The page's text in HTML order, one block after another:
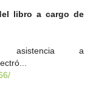
libro a cargo de
asistencia a